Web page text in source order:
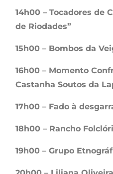
14h00 – Tocadores de
de Riodades”
15h00 – Bombos da
16h00 – Momento
Castanha Soutos da
17h00 – Fado à
18h00 – Rancho
19h00 – Grupo